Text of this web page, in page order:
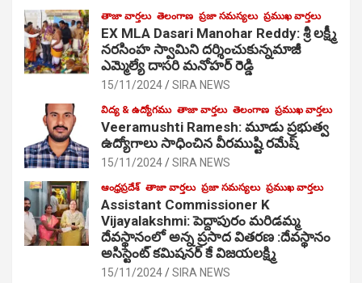
తాజా వార్తలు తెలంగాణ ప్రజా సమస్యలు ప్రముఖ వార్తలు
EX MLA Dasari Manohar Reddy: శ్రీ లక్ష్మీ
నరసింహ స్వామిని దర్శించుకున్నమాజీ
ఎమ్మెల్యే దాసరి మనోహర్ రెడ్డి
15/11/2024 SIRA NEWS
విద్య & ఉద్యోగము తాజా వార్తలు తెలంగాణ ప్రముఖ వార్తలు
Veeramushti Ramesh: మూడు ప్రభుత్వ
ఉద్యోగాలు సాధించిన వీరముష్టి రమేష్
15/11/2024 SIRA NEWS
ఆంధ్రప్రదేశ్ తాజా వార్తలు ప్రజా సమస్యలు ప్రముఖ వార్తలు
Assistant Commissioner K
Vijayalakshmi: పెద్దాపురం మరిడమ్మ
దేవస్థానంలో అన్న ప్రసాద వితరణ :దేవస్థానం
అసిస్టెంట్ కమిషనర్ కే విజయలక్ష్మి
15/11/2024 SIRA NEWS